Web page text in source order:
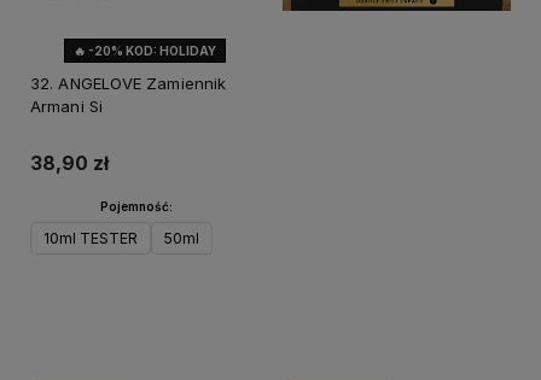
🔥 -20% KOD: HOLIDAY
32. ANGELOVE Zamiennik
Armani Si
38,90 zł
Pojemność:
10ml TESTER 50ml